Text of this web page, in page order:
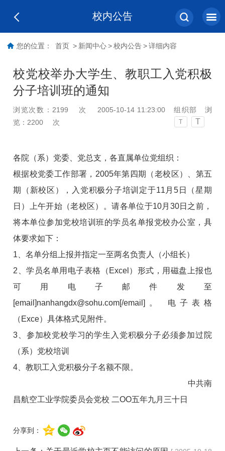
校内公告
您的位置： 首页 > 新闻中心 > 校内公告 > 详细内容
校党校举办大学生、教职工入党积极
分子培训班的通知
浏览次数： 2199 次 2005-10-14 11:23:00 组织部
浏
览： 2200 次 T T
各院（系）党委、党总支，各直属单位党组织：
根据校党委工作部署，2005年第四期（老校区）、第五
期（新校区），入党积极分子培训定于11月5日（星期
日）上午开始（老校区）。请各单位于10月30日之前，
将本单位参加党校培训班的学员名单报党校办公室，具
体要求如下：
1、名单分组上报并指定一至两名负责人（小组长）
2、学员名单用电子表格（Excel）形式，用磁盘上报也
可用电子邮件发至
[email]nanhangdx@sohu.com[/email]。 电子表格
（Exce）具体格式见附件。
3、参加校党校学习的学生入党积极分子必须参加过院
（系）党校培训
4、教职工入党积极分子名额不限。
中共南
昌航空工业学院委员会党校 二OO五年九月三十日
分享到：